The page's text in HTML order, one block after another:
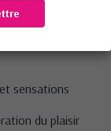
et explorer de
sensations
du plaisir